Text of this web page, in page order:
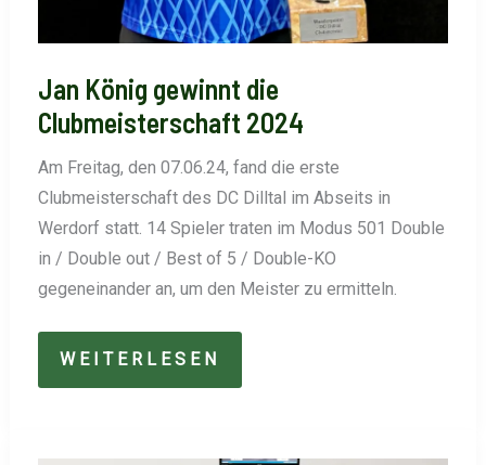
Jan König gewinnt die
Clubmeisterschaft 2024
Am Freitag, den 07.06.24, fand die erste
Clubmeisterschaft des DC Dilltal im Abseits in
Werdorf statt. 14 Spieler traten im Modus 501 Double
in / Double out / Best of 5 / Double-KO
gegeneinander an, um den Meister zu ermitteln.
JAN
KÖNIG
WEITERLESEN